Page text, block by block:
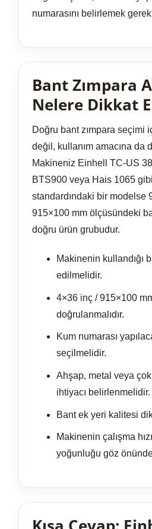
numarasını belirlemek
Bant Zımpara
Nelere Dikkat
Doğru bant zımpara seçimi
değil, kullanım amacına da
Makineniz Einhell TC-US
BTS900 veya Hais 1065
standardındaki bir modelse
915×100 mm ölçüsündeki
doğru ürün grubudur.
Makinenin kullandığı
edilmelidir.
4×36 inç / 915×100
doğrulanmalıdır.
Kum numarası
seçilmelidir.
Ahşap, metal veya çok
ihtiyacı belirlenmelidir.
Bant ek yeri kalitesi
Makinenin çalışma
yoğunluğu göz